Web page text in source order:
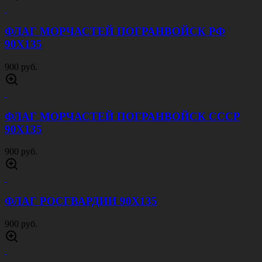
ФЛАГ МОРЧАСТЕЙ ПОГРАНВОЙСК РФ
90Х135
900 руб.
ФЛАГ МОРЧАСТЕЙ ПОГРАНВОЙСК СССР
90Х135
900 руб.
ФЛАГ РОСГВАРДИИ 90Х135
900 руб.